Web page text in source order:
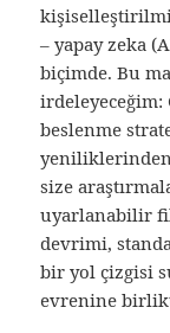
– yapay zeka
biçimde. Bu
beslenme
size
uyarlanabilir
devrimi,
bir yol çizgisi
evrenine